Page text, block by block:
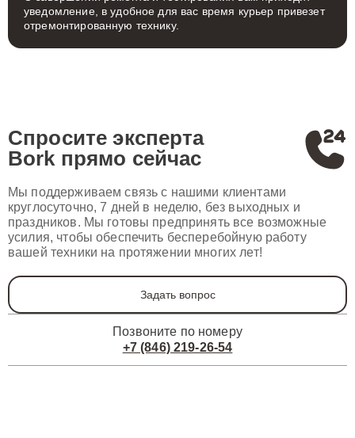
уведомление, в удобное для вас время курьер привезет
отремонтированную технику.
Спросите эксперта
Bork прямо сейчас
Мы поддерживаем связь с нашими клиентами
круглосуточно, 7 дней в неделю, без выходных и
праздников. Мы готовы предпринять все возможные
усилия, чтобы обеспечить бесперебойную работу
вашей техники на протяжении многих лет!
Задать вопрос
Позвоните по номеру
+7 (846) 219-26-54